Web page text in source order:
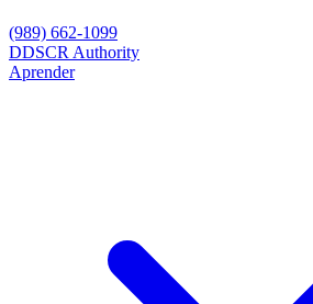
(989) 662-1099
DDSCR Authority
Aprender